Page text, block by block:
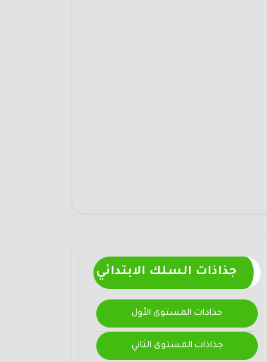
جذاذات السلك الابتدائي
جذاذات المستوى الأول
جذاذات المستوى الثاني